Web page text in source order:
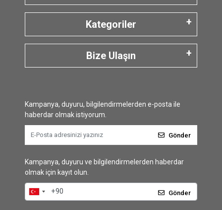
Kategoriler
Bize Ulaşın
Kampanya, duyuru, bilgilendirmelerden e-posta ile
haberdar olmak istiyorum.
Gönder
Kampanya, duyuru ve bilgilendirmelerden haberdar
olmak için kayıt olun.
Gönder